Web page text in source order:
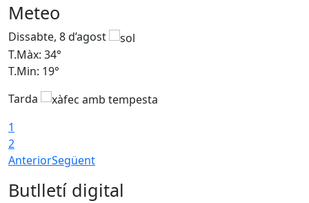
Meteo
Dissabte, 8 d’agost
T.Màx: 34°
T.Min: 19°
Tarda
1
2
AnteriorSegüent
Butlletí digital